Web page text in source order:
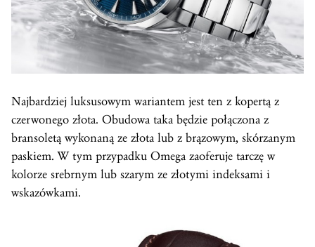
Najbardziej luksusowym wariantem jest ten z kopertą z
czerwonego złota. Obudowa taka będzie połączona z
bransoletą wykonaną ze złota lub z brązowym, skórzanym
paskiem. W tym przypadku Omega zaoferuje tarczę w
kolorze srebrnym lub szarym ze złotymi indeksami i
wskazówkami.